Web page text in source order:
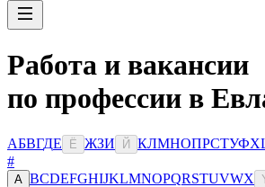
Работа и вакансии
по профессии в
АБВГДЕ Ё ЖЗИ Й КЛМНОПРСТУФХ
#
A BCDEFGHIJKLMNOPQRSTUVWX